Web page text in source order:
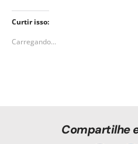
Curtir isso:
Carregando...
Compartilhe